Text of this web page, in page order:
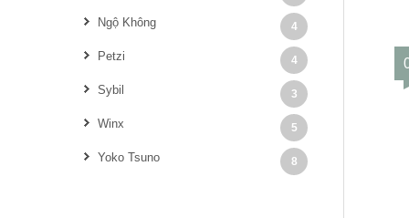
Ngộ Không 4
Petzi 4
Sybil 3
Winx 5
Yoko Tsuno 8